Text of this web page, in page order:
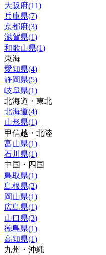
大阪府(11)
兵庫県(7)
京都府(3)
滋賀県(1)
和歌山県(1)
東海
愛知県(4)
静岡県(5)
岐阜県(1)
北海道・東北
北海道(4)
山形県(1)
甲信越・北陸
富山県(1)
石川県(1)
中国・四国
鳥取県(1)
島根県(2)
岡山県(1)
広島県(1)
山口県(3)
徳島県(1)
高知県(1)
九州・沖縄